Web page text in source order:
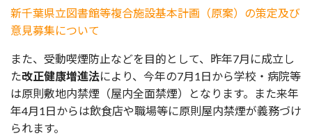
新千葉県立図書館等複合施設基本計画（原案）の策定及び
意見募集について
また、受動喫煙防止などを目的として、昨年7月に成立し
た改正健康増進法により、今年の7月1日から学校・病院等
は原則敷地内禁煙（屋内全面禁煙）となります。また来年
年4月1日からは飲食店や職場等に原則屋内禁煙が義務づけ
られます。